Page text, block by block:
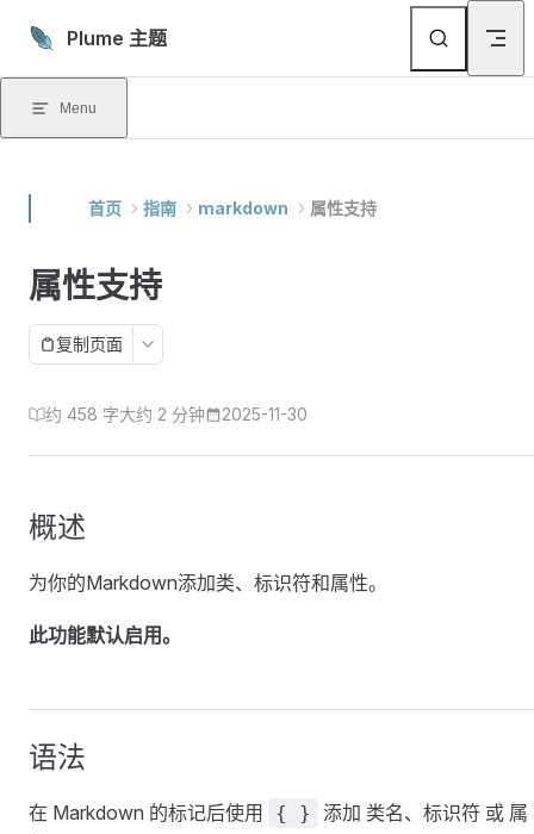
Skip to content
Plume 主题
Menu
首页 指南 markdown 属性支持
属性支持
复制页面
约 458 字大约 2 分钟 2025-11-30
概述
为你的Markdown添加类、标识符和属性。
此功能默认启用。
语法
在 Markdown 的标记后使用 { }
添加 类名、标识符 或 属